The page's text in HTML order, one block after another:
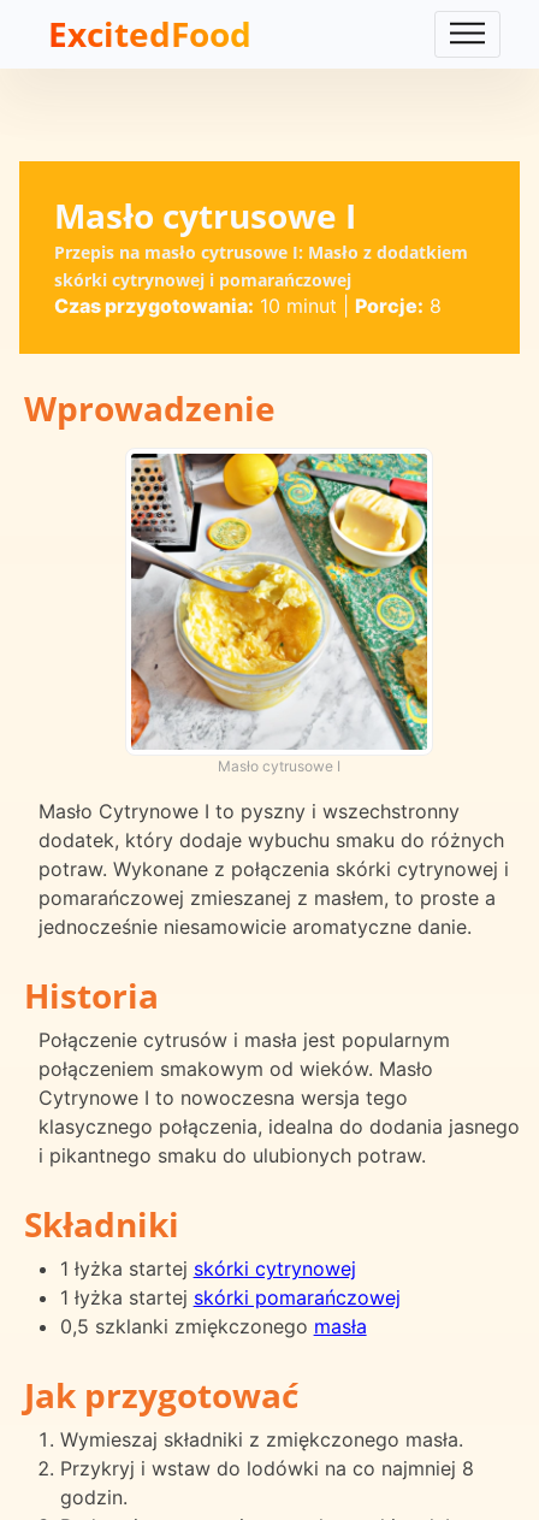
ExcitedFood
Masło cytrusowe I
Przepis na masło cytrusowe I: Masło z dodatkiem
skórki cytrynowej i pomarańczowej
Czas przygotowania: 10 minut Porcje: 8
Wprowadzenie
Masło cytrusowe I
Masło Cytrynowe I to pyszny i wszechstronny
dodatek, który dodaje wybuchu smaku do różnych
potraw. Wykonane z połączenia skórki cytrynowej i
pomarańczowej zmieszanej z masłem, to proste a
jednocześnie niesamowicie aromatyczne danie.
Historia
Połączenie cytrusów i masła jest popularnym
połączeniem smakowym od wieków. Masło
Cytrynowe I to nowoczesna wersja tego
klasycznego połączenia, idealna do dodania jasnego
i pikantnego smaku do ulubionych potraw.
Składniki
1 łyżka startej skórki cytrynowej
1 łyżka startej skórki pomarańczowej
0,5 szklanki zmiękczonego masła
Jak przygotować
Wymieszaj składniki z zmiękczonego masła.
Przykryj i wstaw do lodówki na co najmniej 8
godzin.